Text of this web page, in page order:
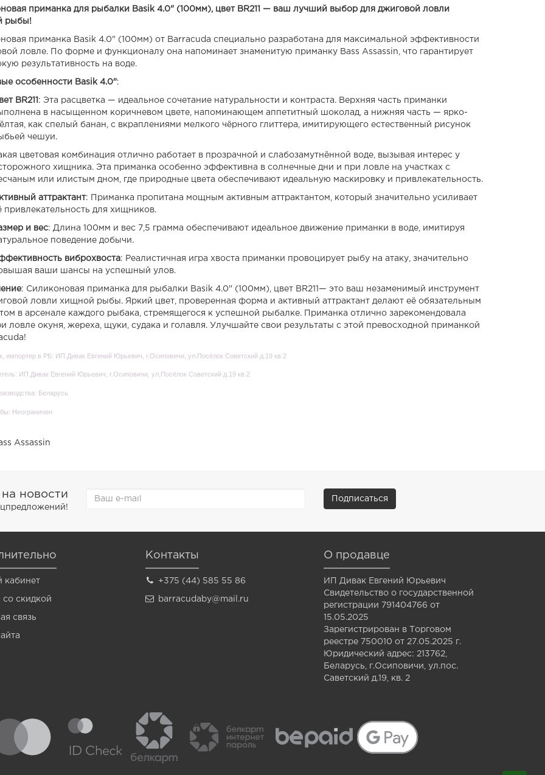
приманка для рыбалки Basik 4.0" (100мм), цвет BR211 — ваш лучший выбор для джиговой ловли
рыбы!
приманка Basik 4.0" (100мм) от Barracuda специально разработана для максимальной эффективности
ловле. По форме и функционалу она напоминает знаменитую приманку Bass Assassin, что гарантирует
результативность на воде.
особенности Basik 4.0":
BR211 : Эта расцветка — идеальное сочетание натуральности и контраста. Верхняя часть приманки
в насыщенном коричневом цвете, напоминающем аппетитный шоколад, а нижняя часть — ярко-
как спелый банан, с вкраплениями мелкого чёрного глиттера, имитирующего естественный рисунок
чешуи.
цветовая комбинация отлично работает в прозрачной и слабозамутнённой воде, вызывая интерес у
хищника. Эта приманка особенно эффективна в солнечные дни и при ловле на участках с
или илистым дном, где природные цвета обеспечивают идеальную маскировку и привлекательность.
аттрактант: Приманка пропитана мощным активным аттрактантом, который значительно усиливает
привлекательность для хищников.
и вес: Длина 100мм и вес 7,5 грамма обеспечивают идеальное движение приманки в воде, имитируя
поведение добычи.
виброхвоста: Реалистичная игра хвоста приманки провоцирует рыбу на атаку, значительно
ваши шансы на успешный улов.
: Силиконовая приманка для рыбалки Basik 4.0" (100мм), цвет BR211— это ваш незаменимый инструмент
ловли хищной рыбы. Яркий цвет, проверенная форма и активный аттрактант делают её обязательным
в арсенале каждого рыбака, стремящегося к успешной рыбалке. Приманка отлично зарекомендовала
ловле окуня, жереха, щуки, судака и голавля. Улучшайте свои результаты с этой превосходной приманкой
импортер в РБ: ИП Дивак Евгений Юрьевич, г.Осиповичи, ул.Посёлок Советский д.19 кв.2
ИП Дивак Евгений Юрьевич, г.Осиповичи, ул.Посёлок Советский д.19 кв.2
Беларусь
Неограничен
Assassin
на новости Подписаться
кабинет
со скидкой
связь
Контакты
+375 (44) 585 55 86
barracudaby@mail.ru
О продавце
ИП Дивак Евгений Юрьевич
Свидетельство о государственной
регистрации 791404766 от
15.05.2025
Зарегистрирован в Торговом
реестре 750010 от 27.05.2025 г.
Юридический адрес: 213762,
Беларусь, г.Осиповичи, ул.пос.
Саветский д.19, кв. 2